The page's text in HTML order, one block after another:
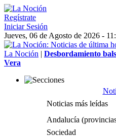
Regístrate
Iniciar Sesión
Jueves, 06 de Agosto de 2026 -
La Noción | Desbordamiento
Vera
Noticias más leídas
Andalucía
Sociedad